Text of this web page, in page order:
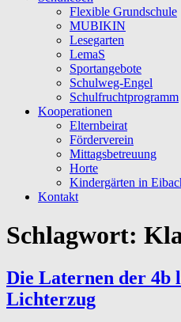
Flexible Grundschule
MUBIKIN
Lesegarten
LemaS
Sportangebote
Schulweg-Engel
Schulfruchtprogramm
Kooperationen
Elternbeirat
Förderverein
Mittagsbetreuung
Horte
Kindergärten in
Kontakt
Schlagwort:
Die Laternen der 4b
Lichterzug